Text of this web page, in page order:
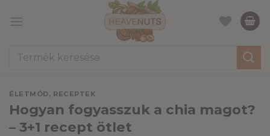
Keresés
ÉLETMÓD, RECEPTEK
Hogyan fogyasszuk a chia magot?
– 3+1 recept ötlet